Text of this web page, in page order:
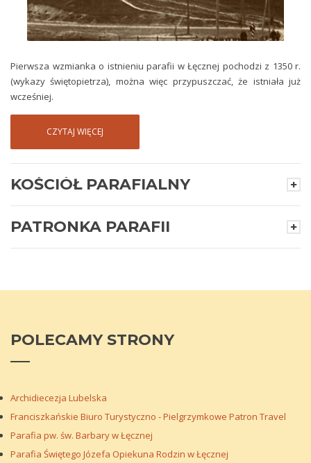
Pierwsza wzmianka o istnieniu parafii w Łęcznej pochodzi z 1350 r.
(wykazy świętopietrza), można więc przypuszczać, że istniała już
wcześniej.
CZYTAJ WIĘCEJ
KOŚCIÓŁ PARAFIALNY
PATRONKA PARAFII
POLECAMYSTRONY
Archidiecezja Lubelska
Franciszkańskie Biuro Turystyczno - Pielgrzymkowe Patron Travel
Parafia pw. św. Barbary w Łęcznej
Parafia Świętego Józefa Opiekuna Rodzin w Łęcznej